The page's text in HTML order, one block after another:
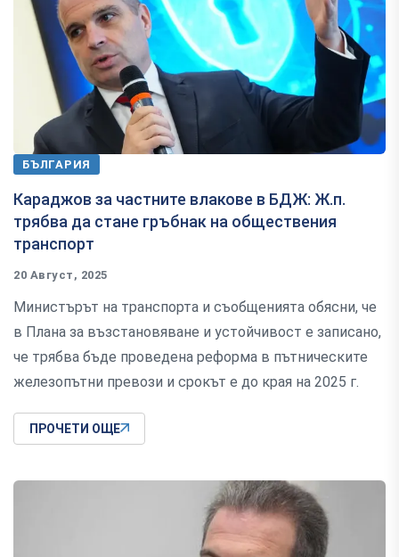
БЪЛГАРИЯ
Караджов за частните влакове в БДЖ: Ж.п.
трябва да стане гръбнак на обществения
транспорт
20 Август, 2025
Министърът на транспорта и съобщенията обясни, че
в Плана за възстановяване и устойчивост е записано,
че трябва бъде проведена реформа в пътническите
железопътни превози и срокът е до края на 2025 г.
ПРОЧЕТИ ОЩЕ